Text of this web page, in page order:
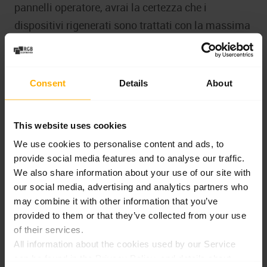
Consent Details About
This website uses cookies
We use cookies to personalise content and ads, to
provide social media features and to analyse our traffic.
We also share information about your use of our site with
our social media, advertising and analytics partners who
may combine it with other information that you’ve
provided to them or that they’ve collected from your use
of their services.
All information about the cookies used by our Service
pannelli operatore, avrai la certezza che i
dispositivi rigenerati sono trattati con la massima
cura e che ogni riparazione contribuisce a un
futuro migliore per il pianeta. Il processo di
rigenerazione di RGB garantisce che i dispositivi
riacquistino il 100% della loro funzionalità,
Affidateci la riparazione
Per richiedere una riparazione, compila il
modulo online “Preventivo di riparazione”.
Nella descrizione è utile fornire il maggior